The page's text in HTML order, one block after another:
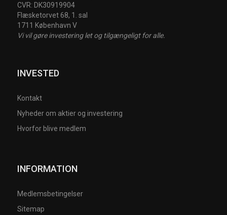
CVR: DK30919904
Flæsketorvet 68, 1. sal
1711 København V
Vi vil gøre investering let og tilgængeligt for alle.
INVESTED
Kontakt
Nyheder om aktier og investering
Hvorfor blive medlem
INFORMATION
Medlemsbetingelser
Sitemap